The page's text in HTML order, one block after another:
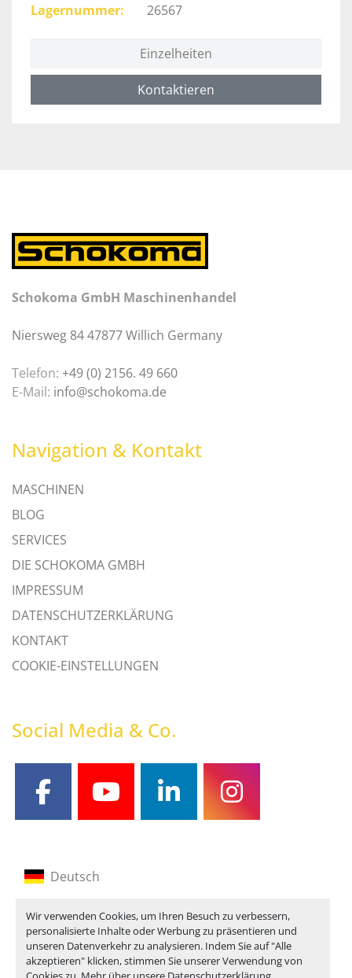
Wir verwenden Cookies, um Ihren Besuch zu verbessern,
personalisierte Inhalte oder Werbung zu präsentieren und
unseren Datenverkehr zu analysieren. Indem Sie auf "Alle
akzeptieren" klicken, stimmen Sie unserer Verwendung von
Lagernummer
26567
Einzelheiten
Kontaktieren
Schokoma GmbH Maschinenhandel
Niersweg 84 47877 Willich Germany
Telefon: +49 (0) 2156. 49 660
E-Mail: info@schokoma.de
Navigation & Kontakt
MASCHINEN
BLOG
SERVICES
DIE SCHOKOMA GMBH
IMPRESSUM
DATENSCHUTZERKLÄRUNG
KONTAKT
COOKIE-EINSTELLUNGEN
Social Media & Co.
facebookyoutubelinkedininstagram
Deutsch
Englisch
Französisch